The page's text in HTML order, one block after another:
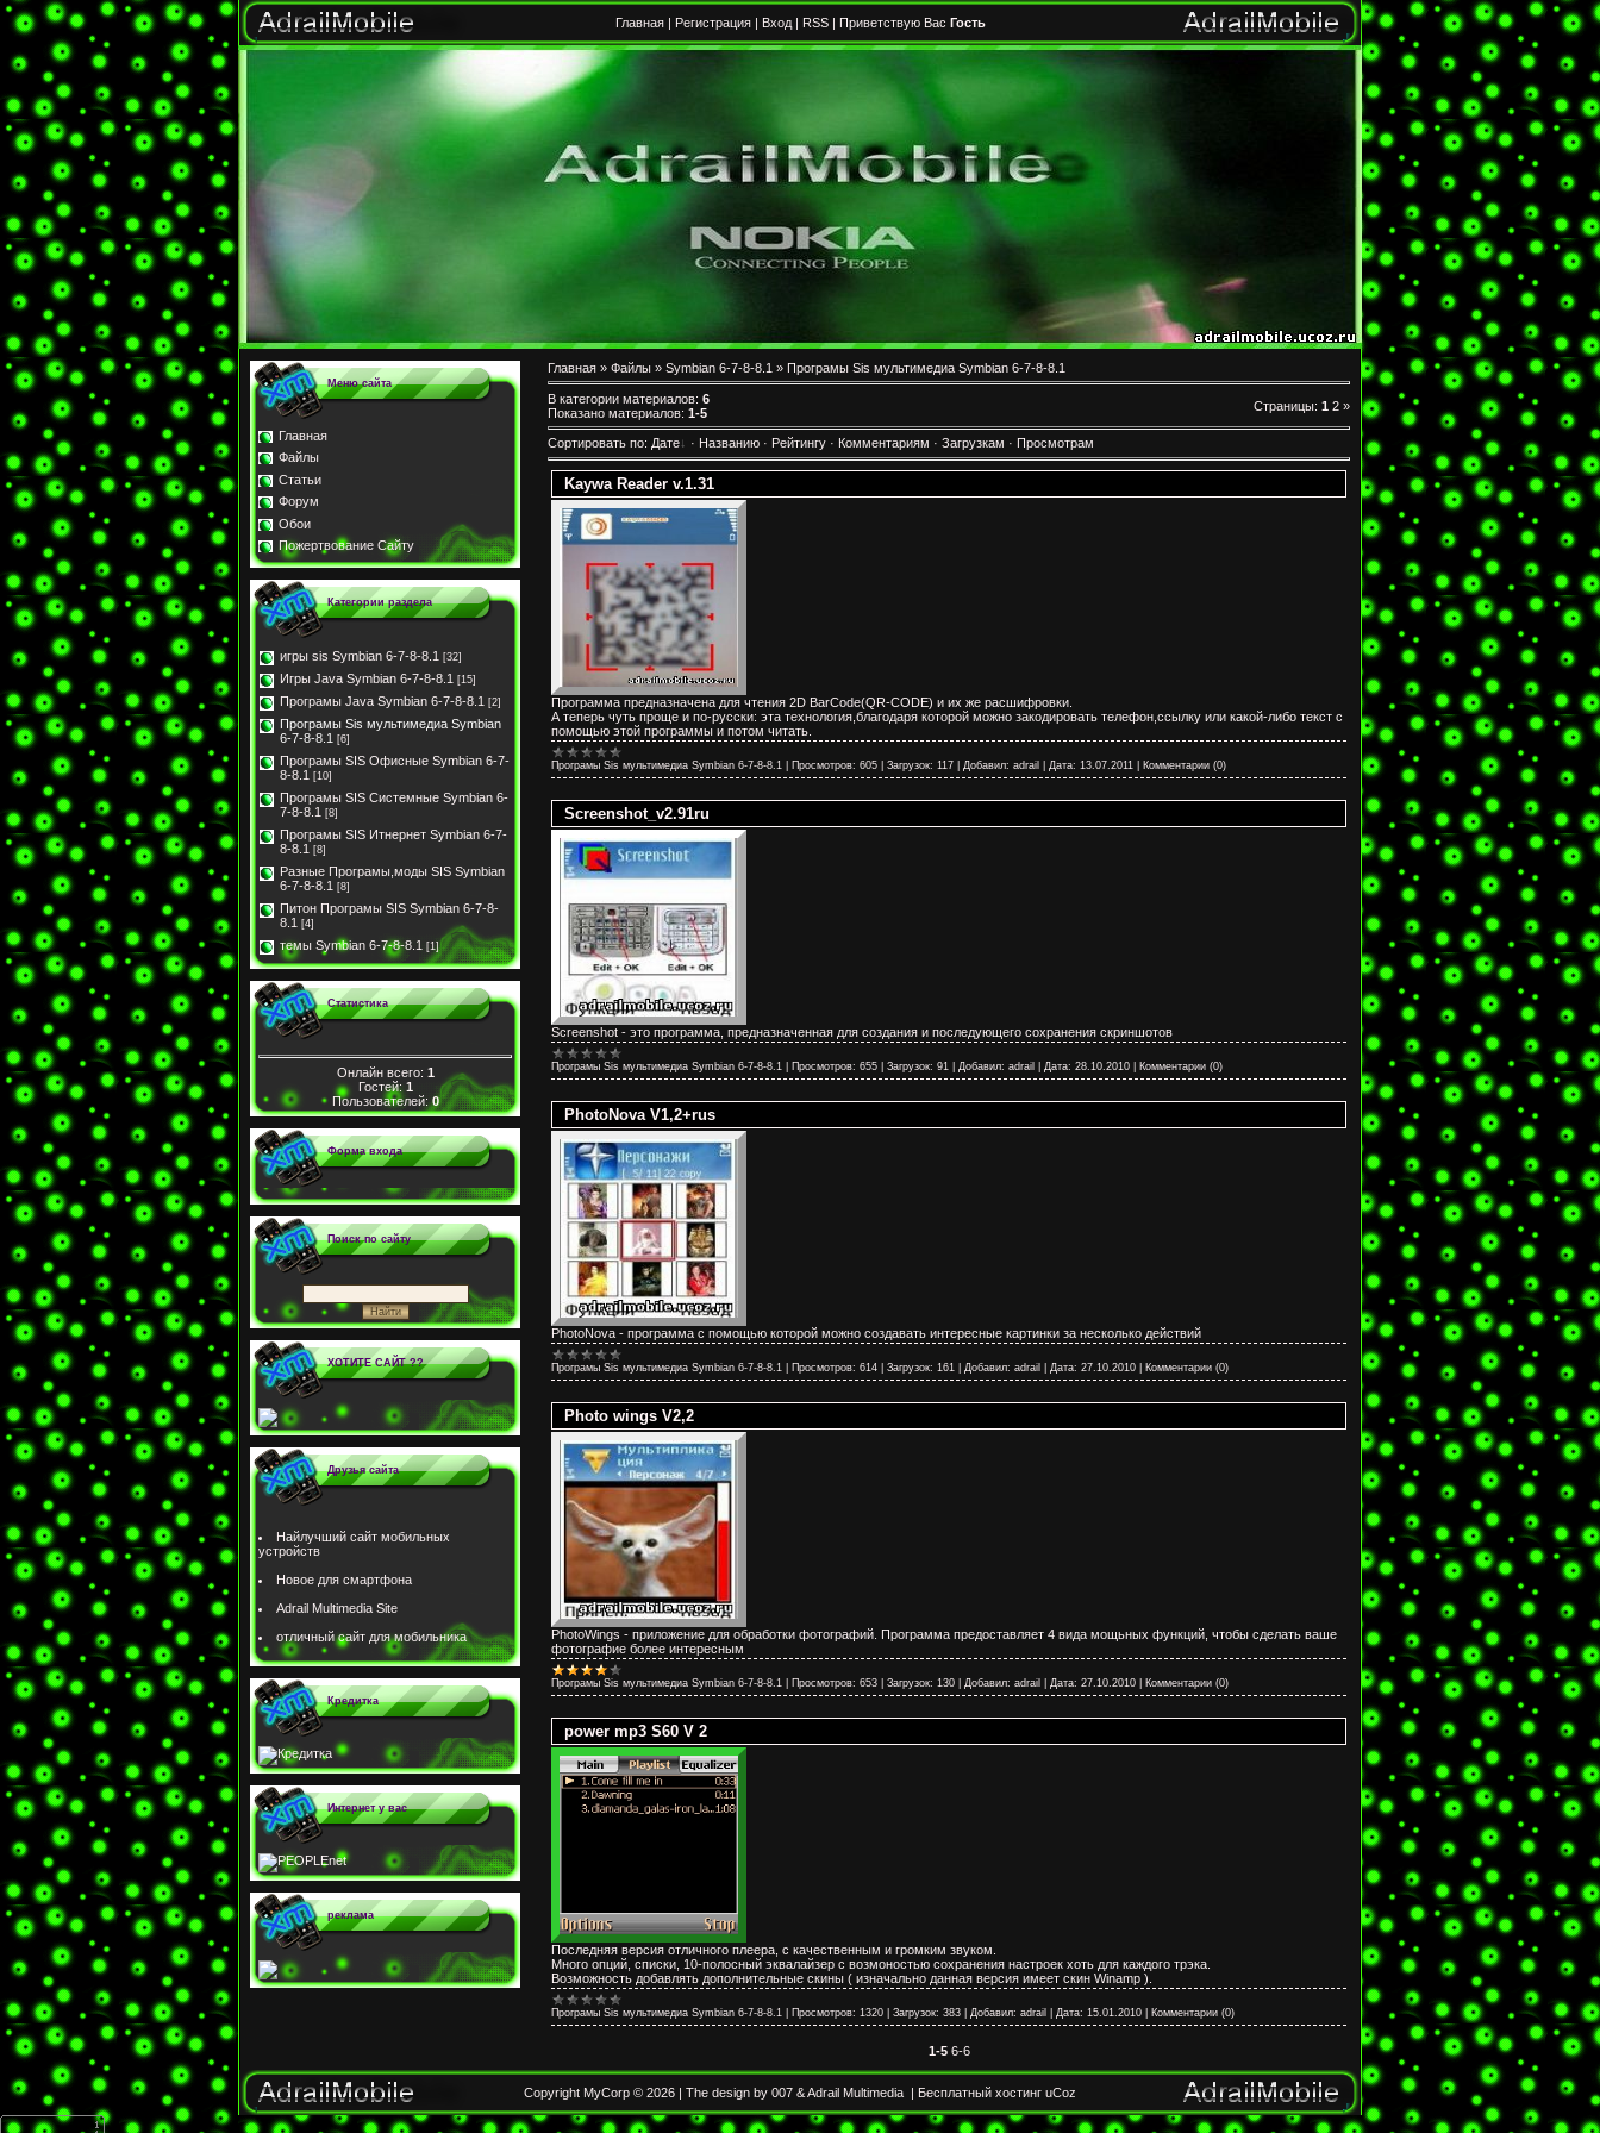
Главная| Регистрация| Вход| RSS| Приветствую Вас Гость
Меню сайта
Главная
Файлы
Статьи
Форум
Обои
Пожертвование Сайту
Категории раздела
игры sis Symbian 6-7-8-8.1 [32]
Игры Java Symbian 6-7-8-8.1 [15]
Програмы Java Symbian 6-7-8-8.1 [2]
Програмы Sis мультимедиа Symbian
6-7-8-8.1 [6]
Програмы SIS Офисные Symbian 6-7-
8-8.1 [10]
Програмы SIS Системные Symbian 6-
7-8-8.1 [8]
Програмы SIS Итнернет Symbian 6-7-
8-8.1 [8]
Разные Програмы,моды SIS Symbian
6-7-8-8.1 [8]
Питон Програмы SIS Symbian 6-7-8-
8.1 [4]
темы Symbian 6-7-8-8.1 [1]
Статистика
Онлайн всего: 1
Гостей: 1
Пользователей:0
Форма входа
Поиск по сайту
ХОТИТЕ САЙТ ??
Друзья сайта
Найлучший сайт мобильных
устройств
Новое для смартфона
Adrail Multimedia Site
отличный сайт для мобильника
Кредитка
Интернет у вас
реклама
Главная » Файлы » Symbian 6-7-8-8.1 » Програмы Sis мультимедиа Symbian 6-7-8-8.1
В категории материалов: 6
Показано материалов: 1-5 Страницы: 1 2 »
Сортировать по: Дате · Названию · Рейтингу · Комментариям · Загрузкам · Просмотрам
Kaywa Reader v.1.31
Программа предназначена для чтения 2D BarCode(QR-CODE) и их же расшифровки.
А теперь чуть проще и по-русски: эта технология,благодаря которой можно закодировать телефон,ссылку или какой-либо текст с
помощью этой программы и потом читать.
Програмы Sis мультимедиа Symbian 6-7-8-8.1 Просмотров: 605 Загрузок: 117 Добавил: adrail Дата: 13.07.2011 Комментарии (0)
Screenshot_v2.91ru
Screenshot - это программа, предназначенная для создания и последующего сохранения скриншотов
Програмы Sis мультимедиа Symbian 6-7-8-8.1 Просмотров: 655 Загрузок: 91 Добавил: adrail Дата: 28.10.2010 Комментарии (0)
PhotoNova V1,2+rus
PhotoNova - программа с помощью которой можно создавать интересные картинки за несколько действий
Програмы Sis мультимедиа Symbian 6-7-8-8.1 Просмотров: 614 Загрузок: 161 Добавил: adrail Дата: 27.10.2010 Комментарии (0)
Photo wings V2,2
PhotoWings - приложение для обработки фотографий. Программа предоставляет 4 вида мощьных функций, чтобы сделать ваше
фотографие более интересным
Програмы Sis мультимедиа Symbian 6-7-8-8.1 Просмотров: 653 Загрузок: 130 Добавил: adrail Дата: 27.10.2010 Комментарии (0)
power mp3 S60 V 2
Последняя версия отличного плеера, с качественным и громким звуком.
Много опций, списки, 10-полосный эквалайзер с возмоностью сохранения настроек хоть для каждого трэка.
Возможность добавлять дополнительные скины ( изначально данная версия имеет скин Winamp ).
Програмы Sis мультимедиа Symbian 6-7-8-8.1 Просмотров: 1320 Загрузок: 383 Добавил: adrail Дата: 15.01.2010 Комментарии (0)
1-5 6-6
Copyright MyCorp © 2026 | The design by 007 &Adrail Multimedia | Бесплатный хостинг uCoz